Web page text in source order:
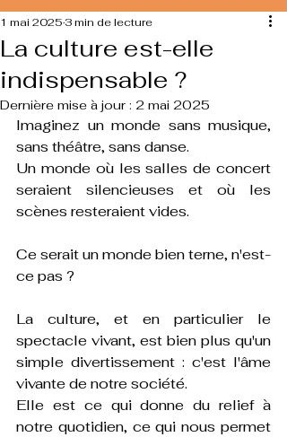
La culture est-elle
indispensable ?
1 mai 2025 3 min de lecture
Dernière mise à jour : 2 mai 2025
Imaginez un monde sans musique,
sans théâtre, sans danse.
Un monde où les salles de concert
seraient silencieuses et où les
scènes resteraient vides.
Ce serait un monde bien terne, n'est-
ce pas ?
La culture, et en particulier le
spectacle vivant, est bien plus qu'un
simple divertissement : c'est l'âme
vivante de notre société.
Elle est ce qui donne du relief à
notre quotidien, ce qui nous permet